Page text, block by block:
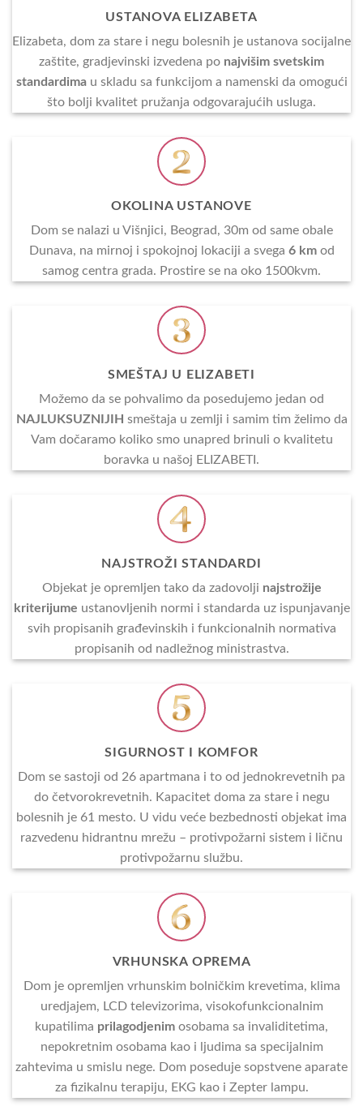
USTANOVA ELIZABETA
Elizabeta, dom za stare i negu bolesnih je ustanova socijalne
zaštite, gradjevinski izvedena po najvišim svetskim
standardimau skladu sa funkcijom a namenski da omogući
što bolji kvalitet pružanja odgovarajućih usluga.
OKOLINA USTANOVE
Dom se nalazi u Višnjici, Beograd, 30m od same obale
Dunava, na mirnoj i spokojnoj lokaciji a svega 6 kmod
samog centra grada. Prostire se na oko 1500kvm.
SMEŠTAJ U ELIZABETI
Možemo da se pohvalimo da posedujemo jedan od
NAJLUKSUZNIJIH smeštaja u zemlji i samim tim želimo da
Vam dočaramo koliko smo unapred brinuli o kvalitetu
boravka u našoj ELIZABETI.
NAJSTROŽI STANDARDI
Objekat je opremljen tako da zadovolji najstrožije
kriterijume ustanovljenih normi i standarda uz ispunjavanje
svih propisanih građevinskih i funkcionalnih normativa
propisanih od nadležnog ministrastva.
SIGURNOST I KOMFOR
Dom se sastoji od 26 apartmana i to od jednokrevetnih pa
do četvorokrevetnih. Kapacitet doma za stare i negu
bolesnih je 61 mesto. U vidu veće bezbednosti objekat ima
razvedenu hidrantnu mrežu – protivpožarni sistem i ličnu
protivpožarnu službu.
VRHUNSKA OPREMA
Dom je opremljen vrhunskim bolničkim krevetima, klima
uredjajem, LCD televizorima, visokofunkcionalnim
kupatilima prilagodjenim osobama sa invaliditetima,
nepokretnim osobama kao i ljudima sa specijalnim
zahtevima u smislu nege. Dom poseduje sopstvene aparate
za fizikalnu terapiju, EKG kao i Zepter lampu.